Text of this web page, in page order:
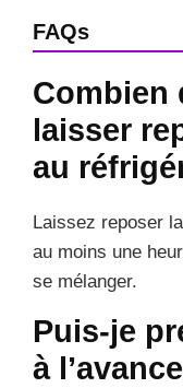
FAQs
Combien
laisser
au
Laissez reposer
au moins une
se mélanger.
Puis-je
à